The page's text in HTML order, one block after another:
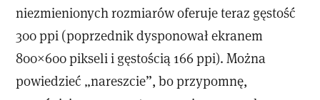
niezmienionych rozmiarów oferuje teraz gęstość
300 ppi (poprzednik dysponował ekranem
800×600 pikseli i gęstością 166 ppi). Można
powiedzieć „nareszcie”, bo przypomnę,